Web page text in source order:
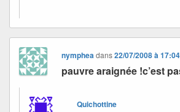
nympheadans22/07/2008 à 17:04
pauvre araignée !c’est
Quichottine